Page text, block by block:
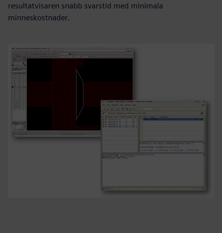
resultatvisaren snabb svarstid med minimala
minneskostnader.